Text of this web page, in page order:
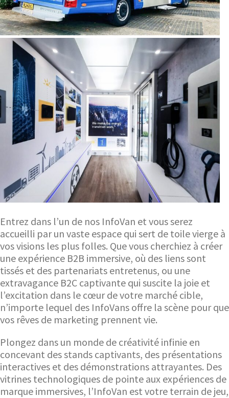
Entrez dans l’un de nos InfoVan et vous serez
accueilli par un vaste espace qui sert de toile vierge à
vos visions les plus folles. Que vous cherchiez à créer
une expérience B2B immersive, où des liens sont
tissés et des partenariats entretenus, ou une
extravagance B2C captivante qui suscite la joie et
l’excitation dans le cœur de votre marché cible,
n’importe lequel des InfoVans offre la scène pour que
vos rêves de marketing prennent vie.
Plongez dans un monde de créativité infinie en
concevant des stands captivants, des présentations
interactives et des démonstrations attrayantes. Des
vitrines technologiques de pointe aux expériences de
marque immersives, l’InfoVan est votre terrain de jeu,